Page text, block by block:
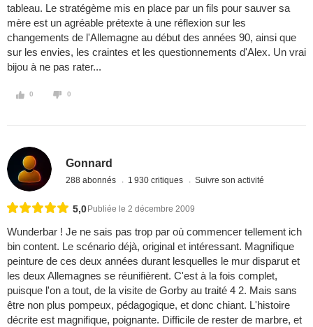
tableau. Le stratégème mis en place par un fils pour sauver sa
mère est un agréable prétexte à une réflexion sur les
changements de l'Allemagne au début des années 90, ainsi que
sur les envies, les craintes et les questionnements d'Alex. Un vrai
bijou à ne pas rater...
0 0
Gonnard
288 abonnés 1 930 critiques Suivre son activité
5,0 Publiée le 2 décembre 2009
Wunderbar ! Je ne sais pas trop par où commencer tellement ich
bin content. Le scénario déjà, original et intéressant. Magnifique
peinture de ces deux années durant lesquelles le mur disparut et
les deux Allemagnes se réunifièrent. C'est à la fois complet,
puisque l'on a tout, de la visite de Gorby au traité 4 2. Mais sans
être non plus pompeux, pédagogique, et donc chiant. L'histoire
décrite est magnifique, poignante. Difficile de rester de marbre, et